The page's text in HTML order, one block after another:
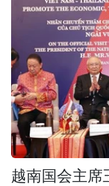
越南国会主席